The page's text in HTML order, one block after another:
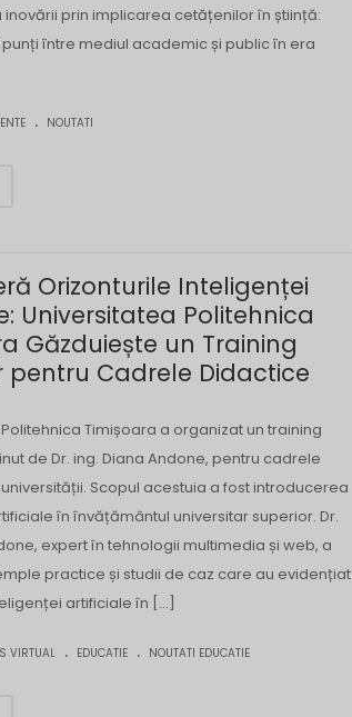
prin implicarea cetățenilor în știință:
între mediul academic și public în era
. NOUTATI
Orizonturile Inteligenței
Universitatea Politehnica
Găzduiește un Training
pentru Cadrele Didactice
Timișoara a organizat un training
de Dr. ing. Diana Andone, pentru cadrele
Scopul acestuia a fost introducerea
în învățământul universitar superior. Dr.
expert în tehnologii multimedia și web, a
practice și studii de caz care au evidențiat
artificiale în […]
VIRTUAL . EDUCATIE . NOUTATI EDUCATIE